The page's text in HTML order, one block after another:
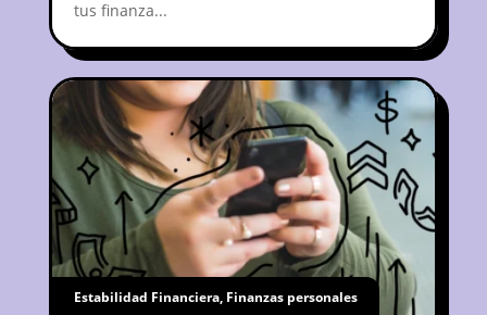
tus finanza...
Estabilidad Financiera, Finanzas personales